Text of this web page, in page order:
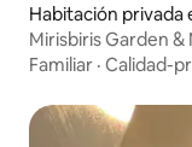
Habitación privada
Mirisbiris Garden
Familiar · Calidad-